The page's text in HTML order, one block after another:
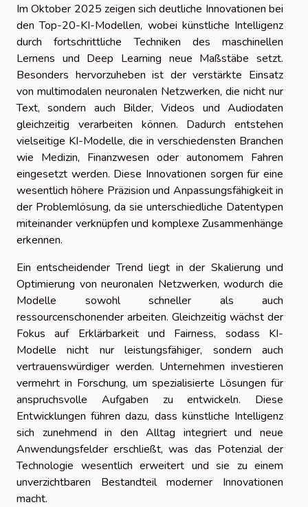
Im Oktober 2025 zeigen sich deutliche Innovationen bei
den Top-20-KI-Modellen, wobei künstliche Intelligenz
durch fortschrittliche Techniken des maschinellen
Lernens und Deep Learning neue Maßstäbe setzt.
Besonders hervorzuheben ist der verstärkte Einsatz
von multimodalen neuronalen Netzwerken, die nicht nur
Text, sondern auch Bilder, Videos und Audiodaten
gleichzeitig verarbeiten können. Dadurch entstehen
vielseitige KI-Modelle, die in verschiedensten Branchen
wie Medizin, Finanzwesen oder autonomem Fahren
eingesetzt werden. Diese Innovationen sorgen für eine
wesentlich höhere Präzision und Anpassungsfähigkeit in
der Problemlösung, da sie unterschiedliche Datentypen
miteinander verknüpfen und komplexe Zusammenhänge
erkennen.
Ein entscheidender Trend liegt in der Skalierung und
Optimierung von neuronalen Netzwerken, wodurch die
Modelle sowohl schneller als auch
ressourcenschonender arbeiten. Gleichzeitig wächst der
Fokus auf Erklärbarkeit und Fairness, sodass KI-
Modelle nicht nur leistungsfähiger, sondern auch
vertrauenswürdiger werden. Unternehmen investieren
vermehrt in Forschung, um spezialisierte Lösungen für
anspruchsvolle Aufgaben zu entwickeln. Diese
Entwicklungen führen dazu, dass künstliche Intelligenz
sich zunehmend in den Alltag integriert und neue
Anwendungsfelder erschließt, was das Potenzial der
Technologie wesentlich erweitert und sie zu einem
unverzichtbaren Bestandteil moderner Innovationen
macht.